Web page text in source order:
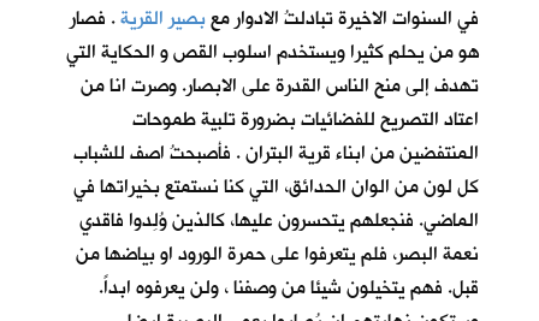
في السنوات الاخيرة تبادلتُ الادوار معبصير القرية. فصار
هو من يحلم كثيرا ويستخدم اسلوب القص و الحكاية التي
تهدف إلى منح الناس القدرة على الابصار. وصرت انا من
اعتاد التصريح للفضائيات بضرورة تلبية طموحات
المنتفضين من ابناء قرية البتران . فأصبحتُ اصف للشباب
كل لون من الوان الحدائق، التي كنا نستمتع بخيراتها في
الماضي. فنجعلهم يتحسرون عليها، كالذين وُلِدوا فاقدي
نعمة البصر، فلم يتعرفوا على حمرة الورود او بياضها من
قبل. فهم يتخيلون شيئا من وصفنا ، ولن يعرفوه ابداً.